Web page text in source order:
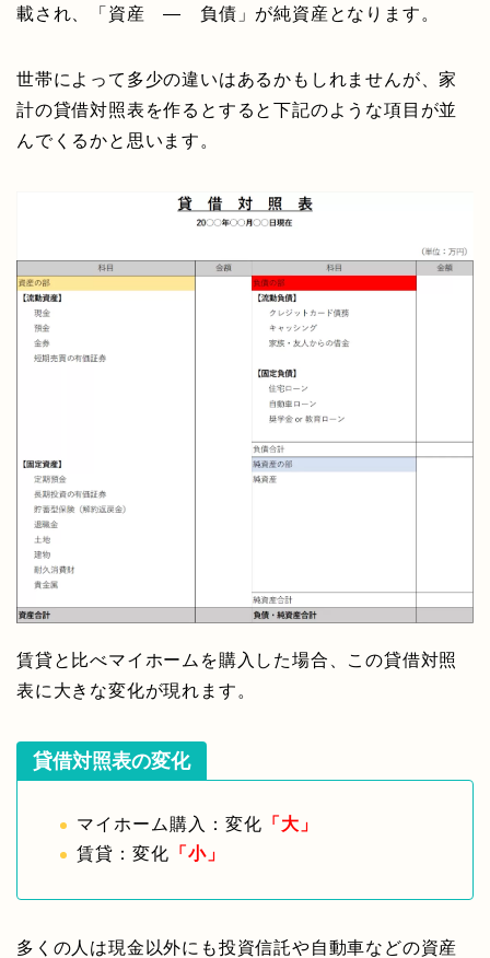
載され、「資産 ― 負債」が純資産となります。
世帯によって多少の違いはあるかもしれませんが、家
計の貸借対照表を作るとすると下記のような項目が並
んでくるかと思います。
賃貸と比べマイホームを購入した場合、この貸借対照
表に大きな変化が現れます。
貸借対照表の変化
マイホーム購入：変化 「大」
賃貸：変化 「小」
多くの人は現金以外にも投資信託や自動車などの資産